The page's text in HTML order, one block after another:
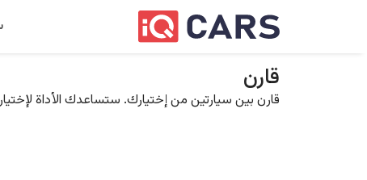
قارن
قارن بين سيارتين من إختيارك. ستساعدك الأداة